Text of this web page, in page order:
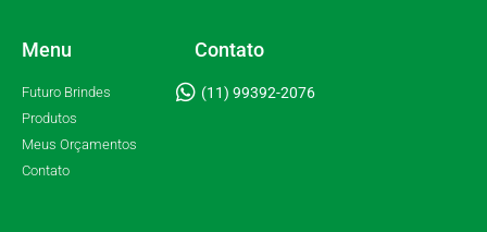
Menu
Futuro Brindes
Produtos
Meus Orçamentos
Contato
Contato
(11) 99392-2076